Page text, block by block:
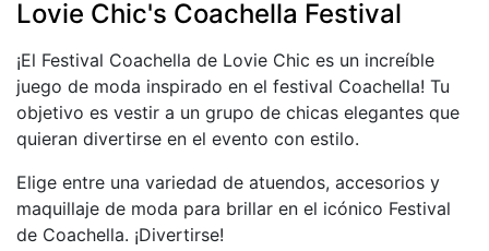
Lovie Chic's Coachella Festival
¡El Festival Coachella de Lovie Chic es un increíble
juego de moda inspirado en el festival Coachella! Tu
objetivo es vestir a un grupo de chicas elegantes que
quieran divertirse en el evento con estilo.
Elige entre una variedad de atuendos, accesorios y
maquillaje de moda para brillar en el icónico Festival
de Coachella. ¡Divertirse!